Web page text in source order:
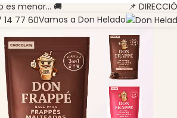
es menor... 🚚
📌
77 60Vamos a Don Helado